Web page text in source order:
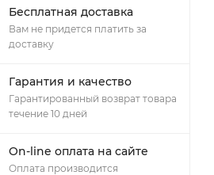
Бесплатная доставка
Вам не придется платить за
доставку
Гарантия и качество
Гарантированный возврат товара
течение 10 дней
On-line оплата на сайте
Оплата производится